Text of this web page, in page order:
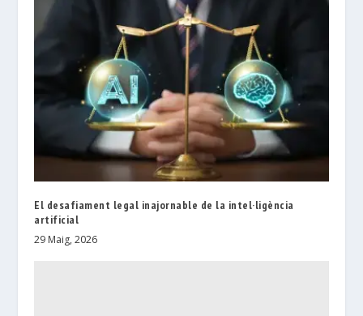
El desafiament legal inajornable de la intel·ligència
artificial
29 Maig, 2026